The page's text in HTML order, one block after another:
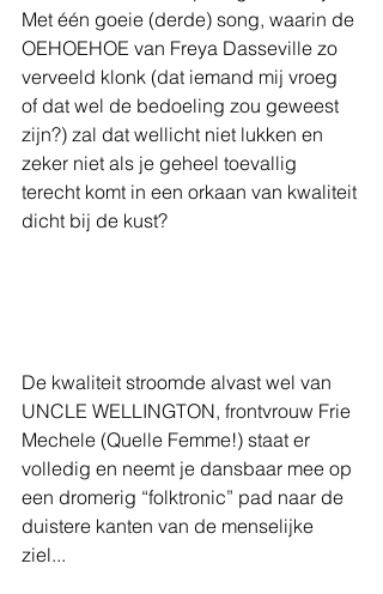
Met één goeie (derde) song, waarin de
OEHOEHOE van Freya Dasseville zo
verveeld klonk (dat iemand mij vroeg
of dat wel de bedoeling zou geweest
zijn?) zal dat wellicht niet lukken en
zeker niet als je geheel toevallig
terecht komt in een orkaan van kwaliteit
dicht bij de kust?
De kwaliteit stroomde alvast wel van
UNCLE WELLINGTON, frontvrouw Frie
Mechele (Quelle Femme!) staat er
volledig en neemt je dansbaar mee op
een dromerig “folktronic” pad naar de
duistere kanten van de menselijke
ziel...